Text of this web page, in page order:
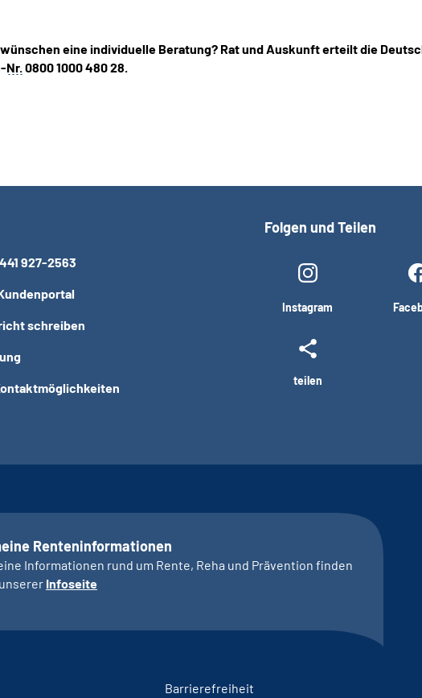
eine individuelle Beratung? Rat und Auskunft erteilt die
Nr.0800 1000 480 28.
927-2563
schreiben
Folgen und Teilen
Instagram
teilen
Renteninformationen
Informationen rund um Rente, Reha und Prävention finden
Infoseite
Barrierefreiheit